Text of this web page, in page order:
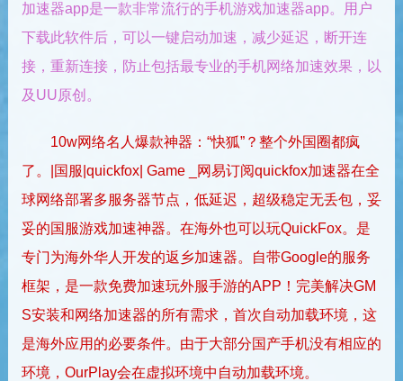
加速器app是一款非常流行的手机游戏加速器app。用户
下载此软件后，可以一键启动加速，减少延迟，断开连
接，重新连接，防止包括最专业的手机网络加速效果，以
及UU原创。
10w网络名人爆款神器：“快狐”？整个外国圈都疯
了。|国服|quickfox| Game _网易订阅quickfox加速器在全
球网络部署多服务器节点，低延迟，超级稳定无丢包，妥
妥的国服游戏加速神器。在海外也可以玩QuickFox。是
专门为海外华人开发的返乡加速器。自带Google的服务
框架，是一款免费加速玩外服手游的APP！完美解决GM
S安装和网络加速器的所有需求，首次自动加载环境，这
是海外应用的必要条件。由于大部分国产手机没有相应的
环境，OurPlay会在虚拟环境中自动加载环境。